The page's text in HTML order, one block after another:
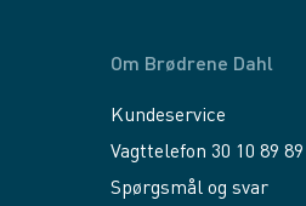
Om Brødrene Dahl
Kundeservice
Vagttelefon 30 10 89 89
Spørgsmål og svar